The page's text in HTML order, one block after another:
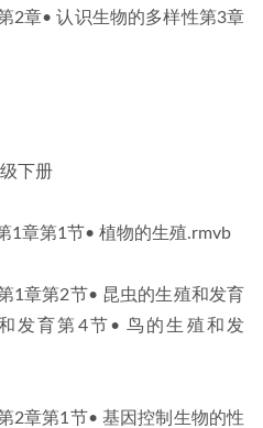
2章• 认识生物的多样性第3章
下册
1章第1节• 植物的生殖.rmvb
1章第2节• 昆虫的生殖和发育
发育第4节• 鸟的生殖和发
2章第1节• 基因控制生物的性